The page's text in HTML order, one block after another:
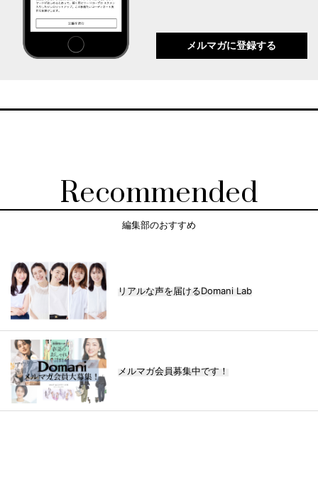
メルマガに登録する
Recommended
編集部のおすすめ
リアルな声を届けるDomani Lab
メルマガ会員募集中です！